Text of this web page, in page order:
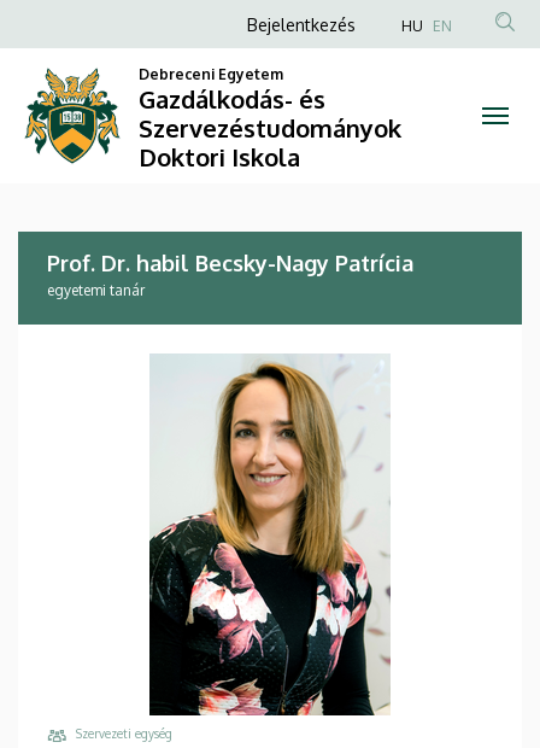
Dr.
habil
Becsky-
Nagy
Patrícia
Gazdálkodás-
Szervezéstudományok
a
tartalomra
Anonim
fiók
menüje
Bejelentkezés HU EN
Debreceni Egyetem
Gazdálkodás- és
Szervezéstudományok
Doktori Iskola
Prof. Dr. habil Becsky-Nagy Patrícia
egyetemi tanár
Szervezeti egység